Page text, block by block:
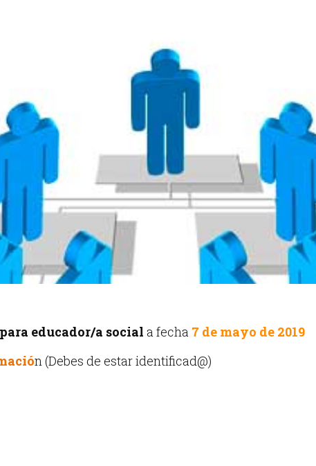
educador/a social a fecha 7 de mayo de 2019
n (Debes de estar identificad@)